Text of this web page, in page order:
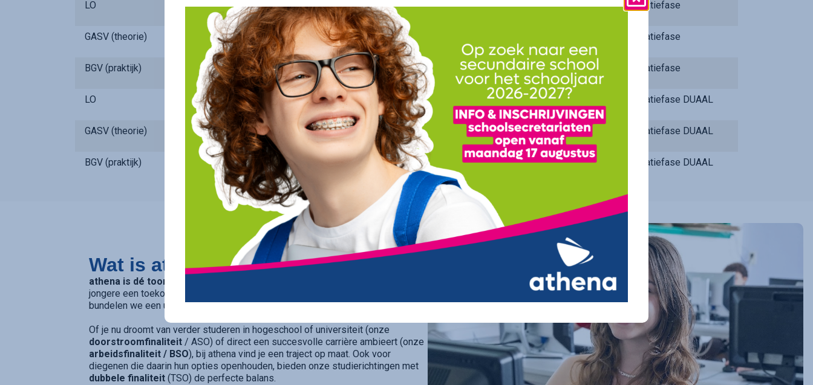
LO 3 Integratiefase
GASV (theorie) 8 Integratiefase
BGV (praktijk) 19 Integratiefase
LO 2 Integratiefase DUAAL
GASV (theorie) 5 Integratiefase DUAAL
BGV (praktijk) Integratiefase DUAAL
Wat is athena?
athena is dé toonaangevende secundaire school in Kortrijk
jongere een toekomstgarantie biedt. Op vier gespecialiseerde campussen
bundelen we een uitgebreid en toekomstgericht onderwijsaanbod.
Of je nu droomt van verder studeren in hogeschool of universiteit (onze
doorstroomfinaliteit / ASO) of direct een succesvolle carrière ambieert (onze
arbeidsfinaliteit / BSO), bij athena vind je een traject op maat. Ook voor
diegenen die daarin hun opties openhouden, bieden onze studierichtingen met
dubbele finaliteit (TSO) de perfecte balans.